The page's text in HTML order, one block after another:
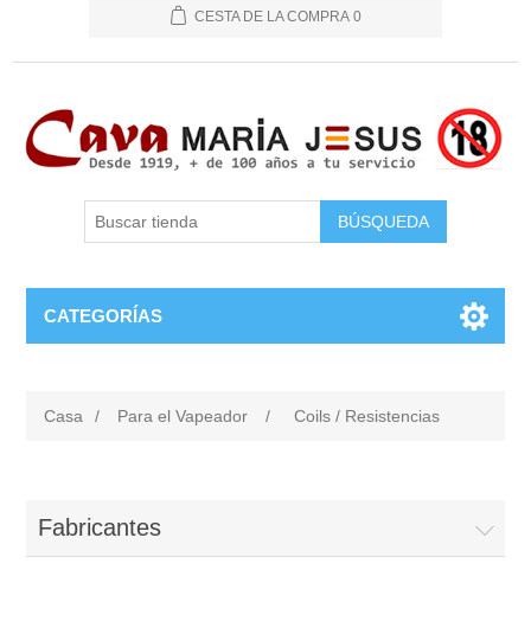
CESTA DE LA COMPRA 0
CATEGORÍAS
Casa / Para el Vapeador / Coils / Resistencias
Fabricantes